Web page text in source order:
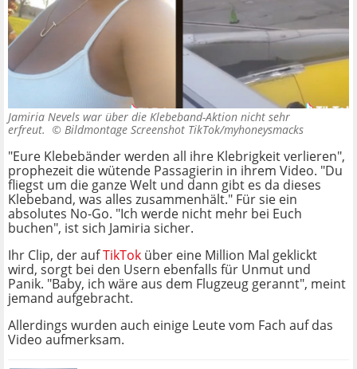
Jamiria Nevels war über die Klebeband-Aktion nicht sehr
erfreut. © Bildmontage Screenshot TikTok/myhoneysmacks
"Eure Klebebänder werden all ihre Klebrigkeit verlieren",
prophezeit die wütende Passagierin in ihrem Video. "Du
fliegst um die ganze Welt und dann gibt es da dieses
Klebeband, was alles zusammenhält." Für sie ein
absolutes No-Go. "Ich werde nicht mehr bei Euch
buchen", ist sich Jamiria sicher.
Ihr Clip, der aufTikTok über eine Million Mal geklickt
wird, sorgt bei den Usern ebenfalls für Unmut und
Panik. "Baby, ich wäre aus dem Flugzeug gerannt", meint
jemand aufgebracht.
Allerdings wurden auch einige Leute vom Fach auf das
Video aufmerksam.